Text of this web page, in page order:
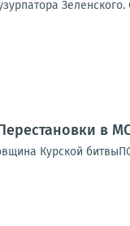
в
Курской